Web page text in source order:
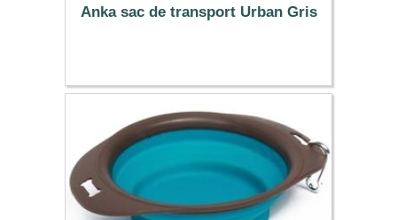
Anka sac de transport Urban Gris
18.99 €